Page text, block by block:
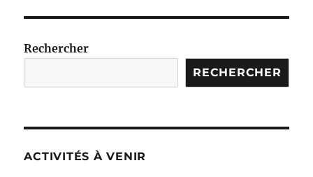
Rechercher
RECHERCHER
ACTIVITÉS À VENIR